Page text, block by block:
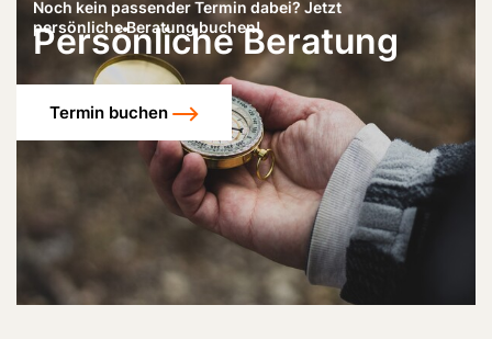
Noch kein passender Termin dabei? Jetzt
persönliche Beratung buchen!
Persönliche Beratung
Termin buchen